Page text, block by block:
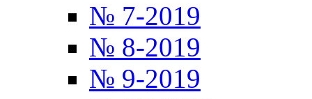
№ 7-2019
№ 8-2019
№ 9-2019